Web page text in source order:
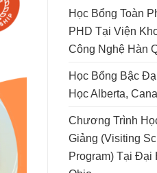
Học Bổng Toàn
PHD Tại Viện
Công Nghệ Hàn
Học Bổng Bậc
Học Alberta,
Chương Trình
Giảng (Visiting
Program) Tại Đại